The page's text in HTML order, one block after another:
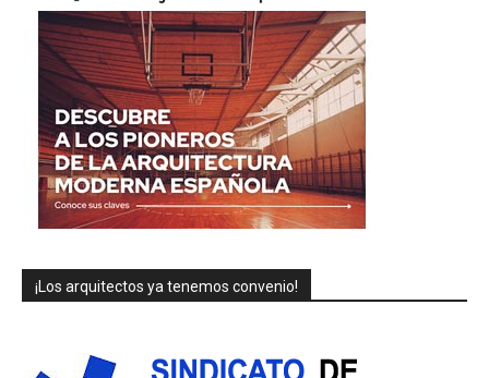
¡Los arquitectos ya tenemos convenio!